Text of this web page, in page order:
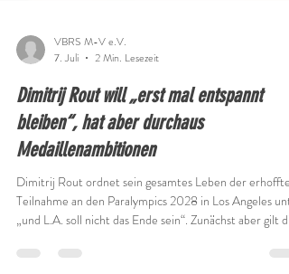
VBRS M-V e.V.